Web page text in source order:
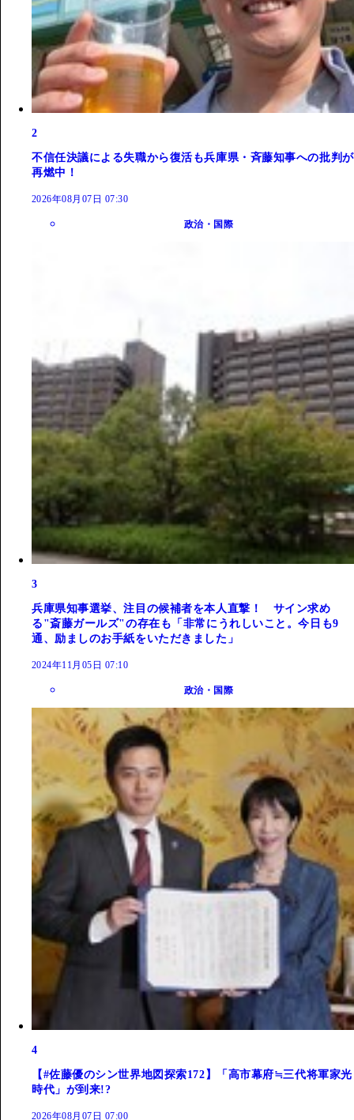
2
不信任決議による失職から復活も兵庫県・斉藤知事への批判が
再燃中！
2026年08月07日 07:30
政治・国際
3
兵庫県知事選挙、注目の候補者を本人直撃！ サイン求め
る"斎藤ガールズ"の存在も「非常にうれしいこと。今日も9
通、励ましのお手紙をいただきました」
2024年11月05日 07:10
政治・国際
4
【#佐藤優のシン世界地図探索172】「高市幕府≒三代将軍家光
時代」が到来!?
2026年08月07日 07:00